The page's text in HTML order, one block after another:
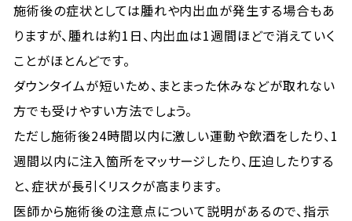
施術後の症状としては腫れや内出血が発生する場合もあ
りますが、腫れは約1日、内出血は1週間ほどで消えていく
ことがほとんどです。
ダウンタイムが短いため、まとまった休みなどが取れない
方でも受けやすい方法でしょう。
ただし施術後24時間以内に激しい運動や飲酒をしたり、1
週間以内に注入箇所をマッサージしたり、圧迫したりする
と、症状が長引くリスクが高まります。
医師から施術後の注意点について説明があるので、指示